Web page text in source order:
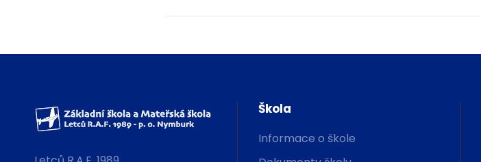
Škola
Informace o škole